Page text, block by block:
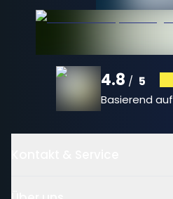
4.8 / 5
Basierend auf